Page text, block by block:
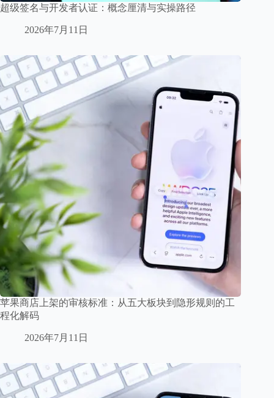
超级签名与开发者认证：概念厘清与实操路径
2026年7月11日
苹果商店上架的审核标准：从五大板块到隐形规则的工
程化解码
2026年7月11日